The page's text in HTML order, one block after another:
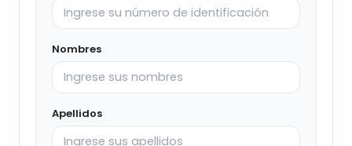
Nombres
Apellidos